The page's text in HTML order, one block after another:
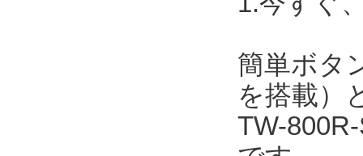
簡単ボタ
を搭載）
TW-